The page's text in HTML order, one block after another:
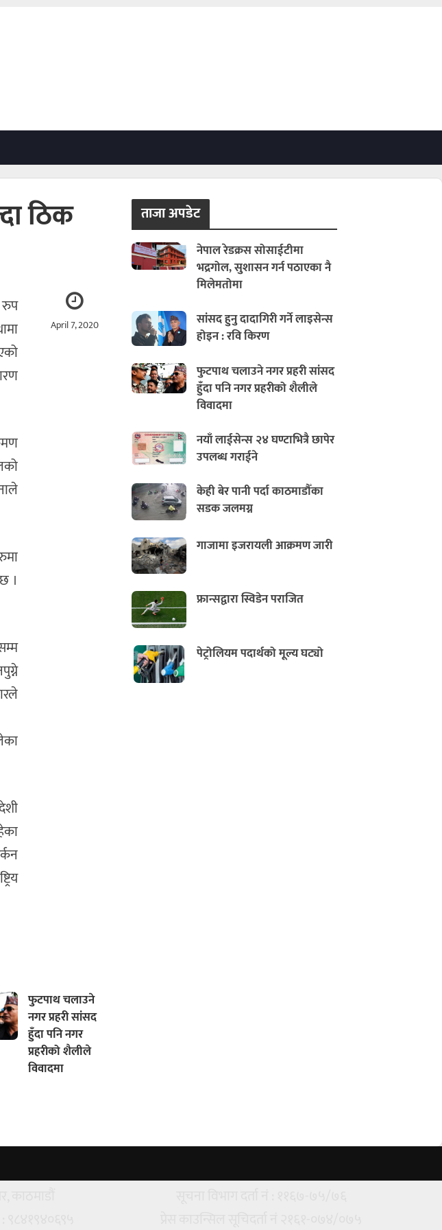
ठिक
April 7, 2020
।
फुटपाथ चलाउने
नगर प्रहरी सांसद
हुँदा पनि नगर
प्रहरीको शैलीले
विवादमा
ताजा अपडेट
नेपाल रेडक्रस सोसाईटीमा
भद्रगोल, सुशासन गर्न पठाएका नै
मिलेमतोमा
सांसद हुनु दादागिरी गर्ने लाइसेन्स
होइन : रवि किरण
फुटपाथ चलाउने नगर प्रहरी सांसद
हुँदा पनि नगर प्रहरीको शैलीले
विवादमा
नयाँ लाईसेन्स २४ घण्टाभित्रै छापेर
उपलब्ध गराईने
केही बेर पानी पर्दा काठमाडौँका
सडक जलमग्न
गाजामा इजरायली आक्रमण जारी
फ्रान्सद्वारा स्विडेन पराजित
पेट्रोलियम पदार्थको मूल्य घट्यो